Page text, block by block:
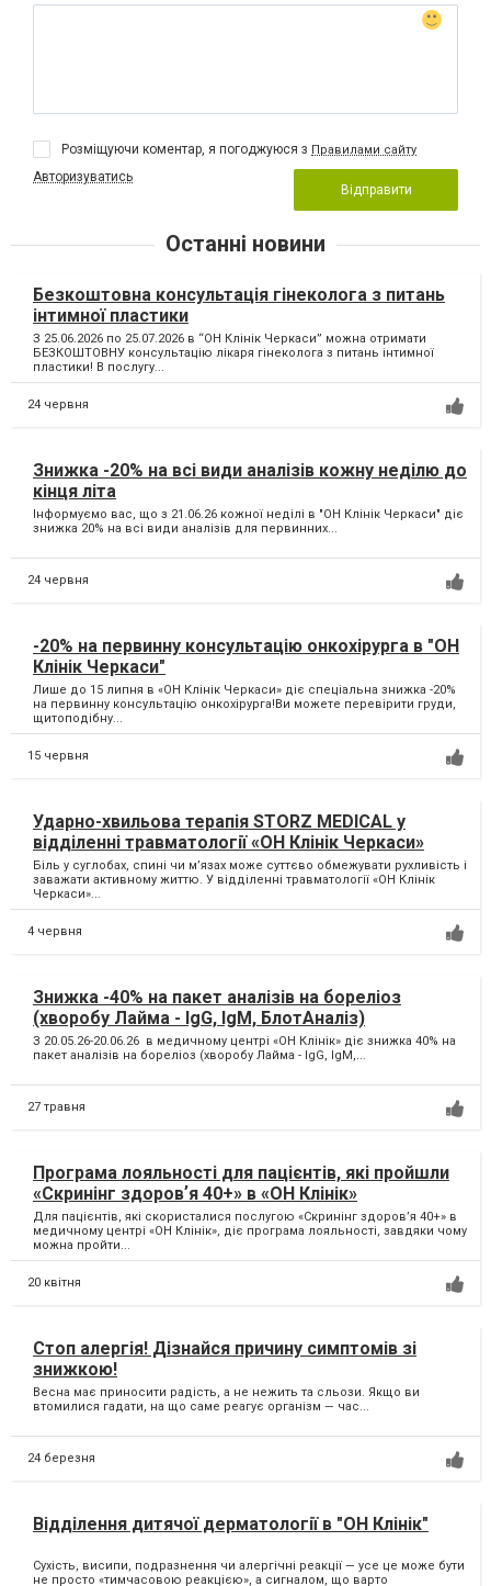
Розміщуючи коментар, я погоджуюся з Правилами сайту
Авторизуватись
Відправити
Останні новини
Безкоштовна консультація гінеколога з питань
інтимної пластики
З 25.06.2026 по 25.07.2026 в “ОН Клінік Черкаси” можна отримати
БЕЗКОШТОВНУ консультацію лікаря гінеколога з питань інтимної
пластики! В послугу...
24 червня
Знижка -20% на всі види аналізів кожну неділю до
кінця літа
Інформуємо вас, що з 21.06.26 кожної неділі в "ОН Клінік Черкаси" діє
знижка 20% на всі види аналізів для первинних...
24 червня
-20% на первинну консультацію онкохірурга в "ОН
Клінік Черкаси"
Лише до 15 липня в «ОН Клінік Черкаси» діє спеціальна знижка -20%
на первинну консультацію онкохірурга!Ви можете перевірити груди,
щитоподібну...
15 червня
Ударно-хвильова терапія STORZ MEDICAL у
відділенні травматології «ОН Клінік Черкаси»
Біль у суглобах, спині чи м’язах може суттєво обмежувати рухливість і
заважати активному життю. У відділенні травматології «ОН Клінік
Черкаси»...
4 червня
Знижка -40% на пакет аналізів на бореліоз
(хворобу Лайма - IgG, IgM, БлотАналіз)
З 20.05.26-20.06.26 в медичному центрі «ОН Клінік» діє знижка 40% на
пакет аналізів на бореліоз (хворобу Лайма - IgG, IgM,...
27 травня
Програма лояльності для пацієнтів, які пройшли
«Скринінг здоровʼя 40+» в «ОН Клінік»
Для пацієнтів, які скористалися послугою «Скринінг здоровʼя 40+» в
медичному центрі «ОН Клінік», діє програма лояльності, завдяки чому
можна пройти...
20 квітня
Стоп алергія! Дізнайся причину симптомів зі
знижкою!
Весна має приносити радість, а не нежить та сльози. Якщо ви
втомилися гадати, на що саме реагує організм — час...
24 березня
Відділення дитячої дерматології в "ОН Клінік"
Сухість, висипи, подразнення чи алергічні реакції — усе це може бути
не просто «тимчасовою реакцією», а сигналом, що варто